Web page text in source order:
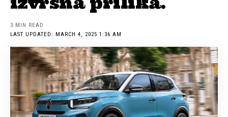
LAST UPDATED: MARCH 4, 2025 1:36 AM
3 MIN READ